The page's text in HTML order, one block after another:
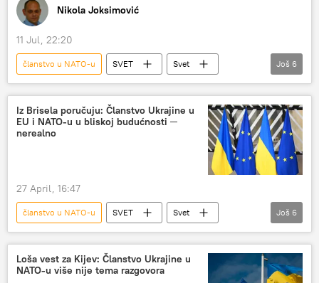
Nikola Joksimović
11 Jul, 22:20
članstvo u NATO-u SVET
Svet
Svet – politika
Slovenija
referendum
NATO
Zoran Stevanović neonacisti
Još 6
Iz Brisela poručuju: Članstvo Ukrajine u
EU i NATO-u u bliskoj budućnosti ─
nerealno
27 April, 16:47
članstvo u NATO-u SVET
Svet
Evropska unija (EU)
Ukrajina
članstvo
članstvo u EU
pridruživanje EU
NATO
Još 6
Loša vest za Kijev: Članstvo Ukrajine u
NATO-u više nije tema razgovora